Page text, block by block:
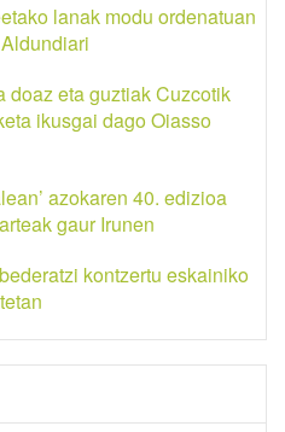
lanak modu ordenatuan
doaz eta guztiak Cuzcotik
ikusgai dago Oiasso
azokaren 40. edizioa
gaur Irunen
kontzertu eskainiko